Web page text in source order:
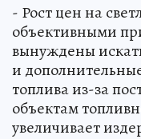
- Рост цен на
объективными
вынуждены
и
топлива из-за
объектам
увеличивает